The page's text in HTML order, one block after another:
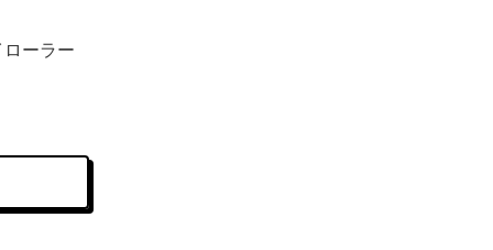
ーラー